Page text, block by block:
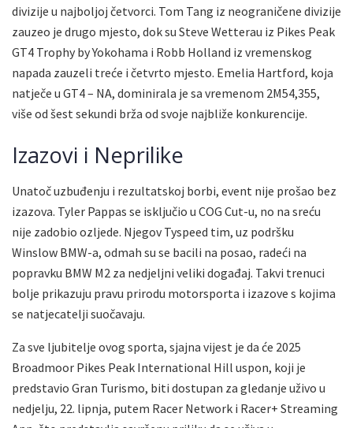
divizije u najboljoj četvorci. Tom Tang iz neograničene divizije
zauzeo je drugo mjesto, dok su Steve Wetterau iz Pikes Peak
GT4 Trophy by Yokohama i Robb Holland iz vremenskog
napada zauzeli treće i četvrto mjesto. Emelia Hartford, koja
natječe u GT4 – NA, dominirala je sa vremenom 2M54,355,
više od šest sekundi brža od svoje najbliže konkurencije.
Izazovi i Neprilike
Unatoč uzbuđenju i rezultatskoj borbi, event nije prošao bez
izazova. Tyler Pappas se isključio u COG Cut-u, no na sreću
nije zadobio ozljede. Njegov Tyspeed tim, uz podršku
Winslow BMW-a, odmah su se bacili na posao, radeći na
popravku BMW M2 za nedjeljni veliki događaj. Takvi trenuci
bolje prikazuju pravu prirodu motorsporta i izazove s kojima
se natjecatelji suočavaju.
Za sve ljubitelje ovog sporta, sjajna vijest je da će 2025
Broadmoor Pikes Peak International Hill uspon, koji je
predstavio Gran Turismo, biti dostupan za gledanje uživo u
nedjelju, 22. lipnja, putem Racer Network i Racer+ Streaming